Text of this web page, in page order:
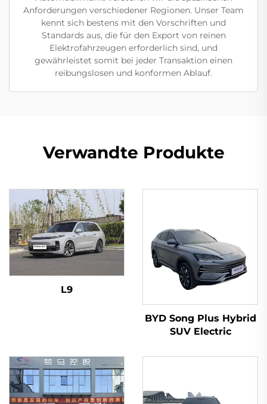
Anforderungen verschiedener Regionen. Unser Team
kennt sich bestens mit den Vorschriften und
Standards aus, die für den Export von reinen
Elektrofahrzeugen erforderlich sind, und
gewährleistet somit bei jeder Transaktion einen
reibungslosen und konformen Ablauf.
Verwandte Produkte
L9
BYD Song Plus Hybrid
SUV Electric